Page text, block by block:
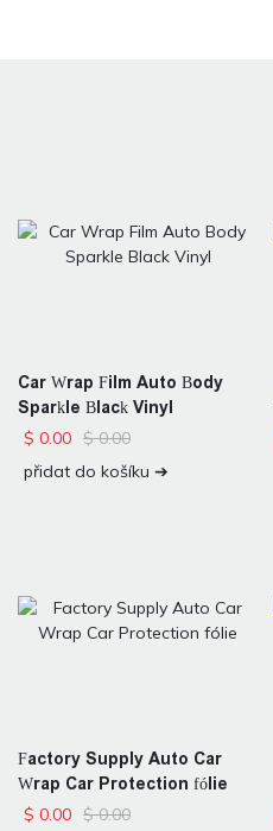
Car Wrap Film Auto Body
Sparkle Black Vinyl
$ 0.00 $0.00
přidat do košíku ➔
Factory Supply Auto Car
Wrap Car Protection fólie
$ 0.00 $0.00